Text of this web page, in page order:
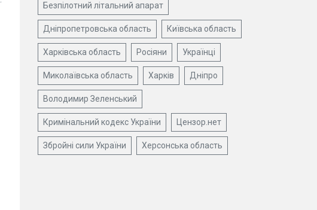
Безпілотний літальний апарат
Дніпропетровська область Київська область
Харківська область Росіяни Українці
Миколаївська область Харків Дніпро
Володимир Зеленський
Кримінальний кодекс України Цензор.нет
Збройні сили України Херсонська область